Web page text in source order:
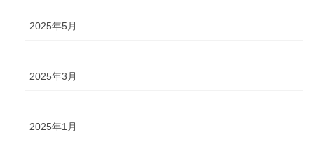
2025年5月
2025年3月
2025年1月